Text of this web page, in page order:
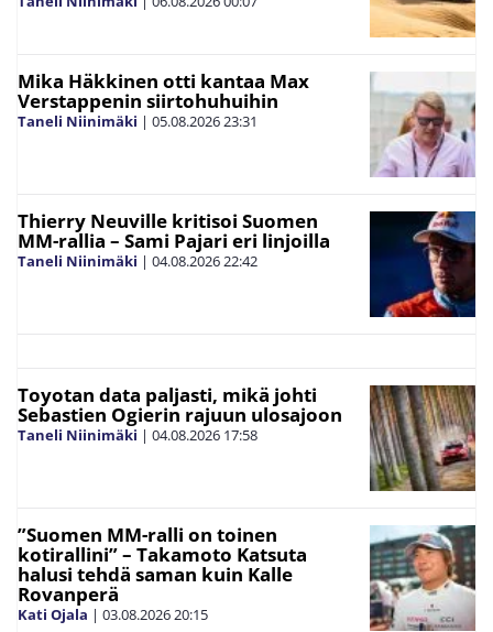
Mika Häkkinen otti kantaa Max
Verstappenin siirtohuhuihin
Taneli Niinimäki | 05.08.202623:31
Thierry Neuville kritisoi Suomen
MM-rallia – Sami Pajari eri linjoilla
Taneli Niinimäki | 04.08.202622:42
Toyotan data paljasti, mikä johti
Sebastien Ogierin rajuun ulosajoon
Taneli Niinimäki | 04.08.2026 17:58
”Suomen MM-ralli on toinen
kotirallini” – Takamoto Katsuta
halusi tehdä saman kuin Kalle
Rovanperä
Kati Ojala | 03.08.202620:15